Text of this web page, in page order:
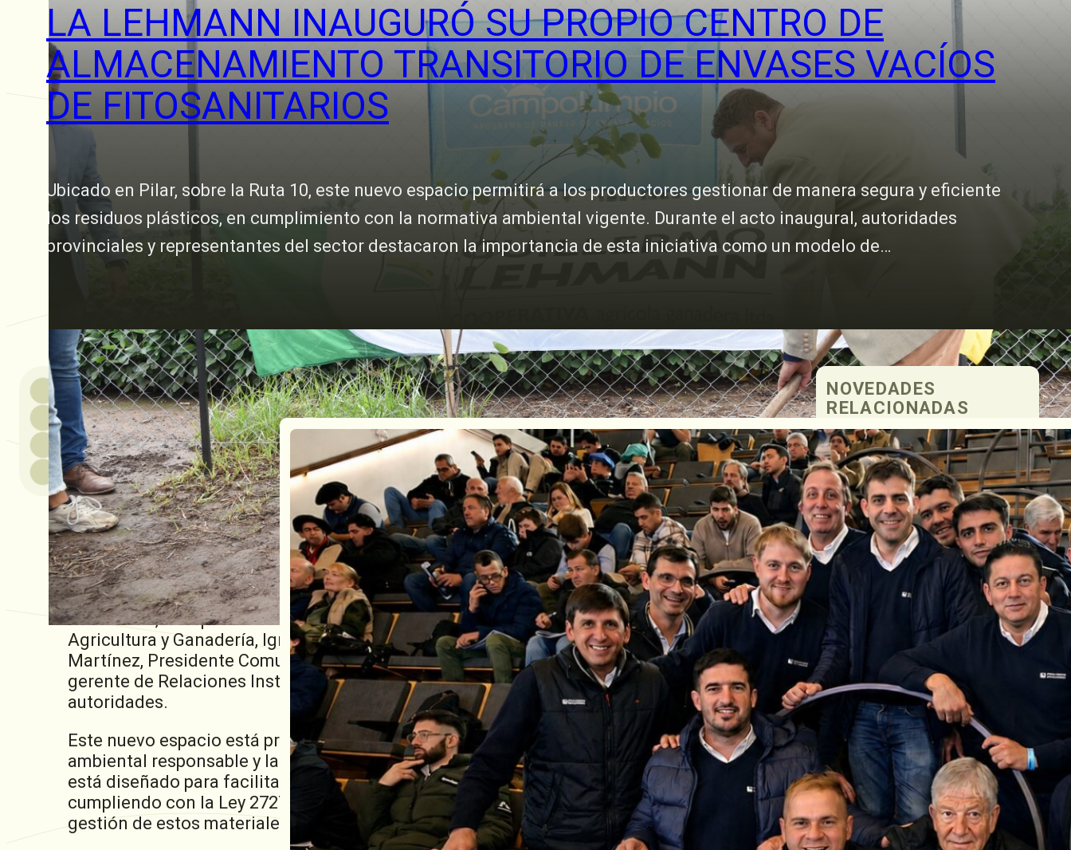
LA LEHMANN INAUGURÓ SU PROPIO CENTRO DE
ALMACENAMIENTO TRANSITORIO DE ENVASES VACÍOS
DE FITOSANITARIOS
Ubicado en Pilar, sobre la Ruta 10, este nuevo espacio permitirá a los productores gestionar de manera segura y eficiente
los residuos plásticos, en cumplimiento con la normativa ambiental vigente. Durante el acto inaugural, autoridades
provinciales y representantes del sector destacaron la importancia de esta iniciativa como un modelo de…
26 febrero, 2025
Este Miércoles 26 de Febrero, la Cooperativa Guillermo Lehmann, en colaboración con la
Organización Campo Limpio, inauguraron un Centro de Almacenamiento Transitorio de
envases vacíos de fitosanitarios (CAT). Este espacio, dedicado exclusivamente a la
correcta gestión de los envases, está ubicado en la localidad de Pilar, sobre la Ruta 10, a
pocos kilómetros del Complejo Agroindustrial de la Lehmann.
El acto inaugural contó con la participación del Presidente de la Cooperativa, Emmanuel
Pietrobón, integrantes del Consejo de Administración y el Director Ejecutivo, Cr. Gonzalo
Turri, entre otros colaboradores. Además, estuvo presente Gisela Scaglia,
Vicegobernadora de la Provincia de Santa Fe, Gustavo Puccini, Ministro de Desarrollo
Productivo, Enrique Estévez, Ministro de Ambiente y Cambio climático, el secretario de
Agricultura y Ganadería, Ignacio Mántaras, La Diputada Provincial, Jimena Senn, Carlos
Martínez, Presidente Comunal de Pilar, el Senador Rubén Pirola y Juan Manuel Medina,
gerente de Relaciones Institucionales y Comunicación de Campo Limpio, entre otras
autoridades.
Este nuevo espacio está preparado para convertirse en un referente en la gestión
ambiental responsable y la promoción de una agricultura sostenible. El galpón de 200 m²
está diseñado para facilitar la gestión y almacenamiento de envases plásticos,
cumpliendo con la Ley 27279 de 2016, que establece los presupuestos mínimos para la
gestión de estos materiales en nuestro país.
NOVEDADES
RELACIONADAS